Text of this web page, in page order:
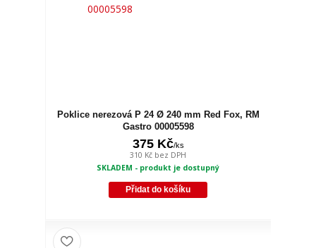
Poklice nerezová P 24 Ø 240 mm Red Fox, RM
Gastro 00005598
375 Kč/ks
310 Kč bez DPH
SKLADEM - produkt je dostupný
Přidat do košíku